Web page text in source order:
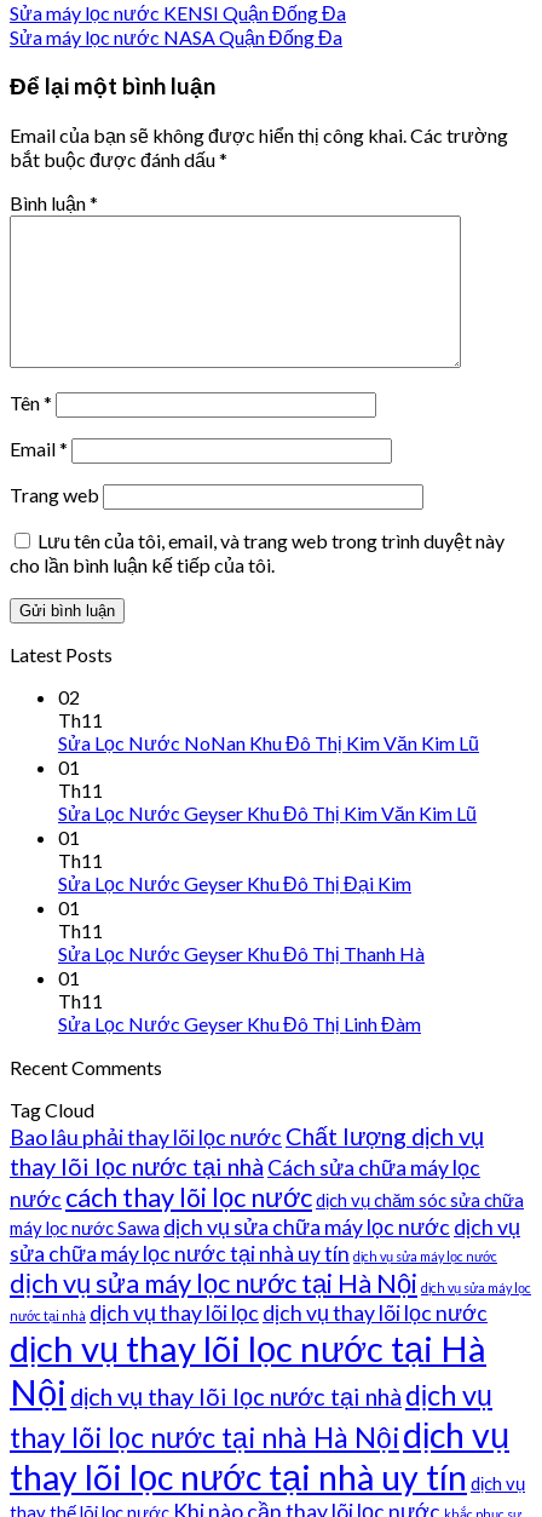
Sửa máy lọc nước KENSI Quận Đống Đa
Sửa máy lọc nước NASA Quận Đống Đa
Để lại một bình luận
Email của bạn sẽ không được hiển thị công khai. Các trường
bắt buộc được đánh dấu*
Bình luận*
Tên*
Email*
Trang web
Lưu tên của tôi, email, và trang web trong trình duyệt này
cho lần bình luận kế tiếp của tôi.
Latest Posts
02
Th11
Sửa Lọc Nước NoNan Khu Đô Thị Kim Văn Kim Lũ
01
Th11
Sửa Lọc Nước Geyser Khu Đô Thị Kim Văn Kim Lũ
01
Th11
Sửa Lọc Nước Geyser Khu Đô Thị Đại Kim
01
Th11
Sửa Lọc Nước Geyser Khu Đô Thị Thanh Hà
01
Th11
Sửa Lọc Nước Geyser Khu Đô Thị Linh Đàm
Recent Comments
Tag Cloud
Bao lâu phải thay lõi lọc nước Chất lượng dịch vụ
thay lõi lọc nước tại nhà Cách sửa chữa máy lọc
nước cách thay lõi lọc nướcdịch vụ chăm sóc sửa chữa
máy lọc nước Sawa dịch vụ sửa chữa máy lọc nước dịch vụ
sửa chữa máy lọc nước tại nhà uy tín dịch vụ sửa máy lọc nước
dịch vụ sửa máy lọc nước tại Hà Nội dịch vụ sửa máy lọc
nước tại nhà dịch vụ thay lõi lọc dịch vụ thay lõi lọc nước
dịch vụ thay lõi lọc nước tại Hà
Nội dịch vụ thay lõi lọc nước tại nhà dịch vụ
thay lõi lọc nước tại nhà Hà Nộidịch vụ
thay lõi lọc nước tại nhà uy tín dịch vụ
thay thế lõi lọc nước Khi nào cần thay lõi lọc nước khắc phục sự